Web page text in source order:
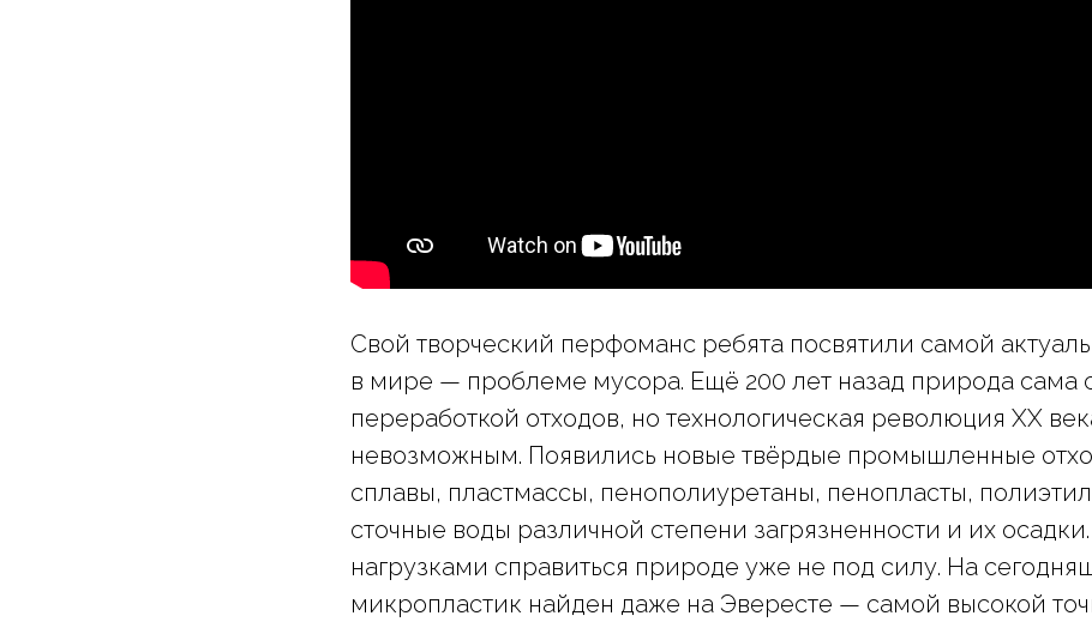
Свой творческий перфоманс ребята посвятили самой
в мире — проблеме мусора. Ещё 200 лет назад природа сама
переработкой отходов, но технологическая революция XX
невозможным. Появились новые твёрдые промышленные
сплавы, пластмассы, пенополиуретаны, пенопласты,
сточные воды различной степени загрязненности и их
нагрузками справиться природе уже не под силу. На
микропластик найден даже на Эвересте — самой высокой